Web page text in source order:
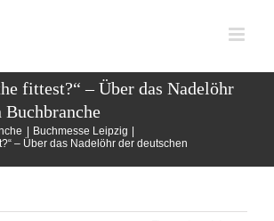
fittest?“ – Über das Nadelöhr
Buchbranche
Buchmesse Leipzig
– Über das Nadelöhr der deutschen